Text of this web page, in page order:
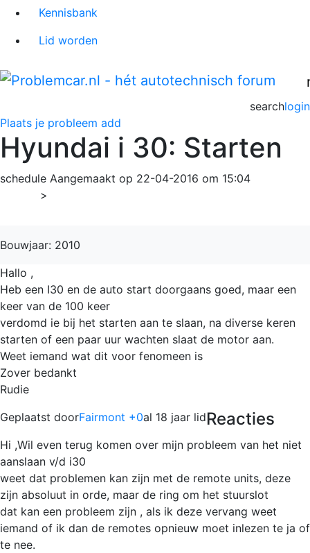
Kennisbank
Lid worden
login
search
Plaats je probleem add
Hyundai i 30: Starten
schedule Aangemaakt op 22-04-2016 om 15:04
>
Bouwjaar: 2010
Hallo ,
Heb een I30 en de auto start doorgaans goed, maar een
keer van de 100 keer
verdomd ie bij het starten aan te slaan, na diverse keren
starten of een paar uur wachten slaat de motor aan.
Weet iemand wat dit voor fenomeen is
Zover bedankt
Rudie
Geplaatst doorFairmont +0al 18 jaar lidReacties
Hi ,Wil even terug komen over mijn probleem van het niet
aanslaan v/d i30
weet dat problemen kan zijn met de remote units, deze
zijn absoluut in orde, maar de ring om het stuurslot
dat kan een probleem zijn , als ik deze vervang weet
iemand of ik dan de remotes opnieuw moet inlezen te ja of
te nee.